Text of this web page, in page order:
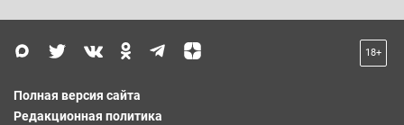
18+
Полная версия сайта
Редакционная политика